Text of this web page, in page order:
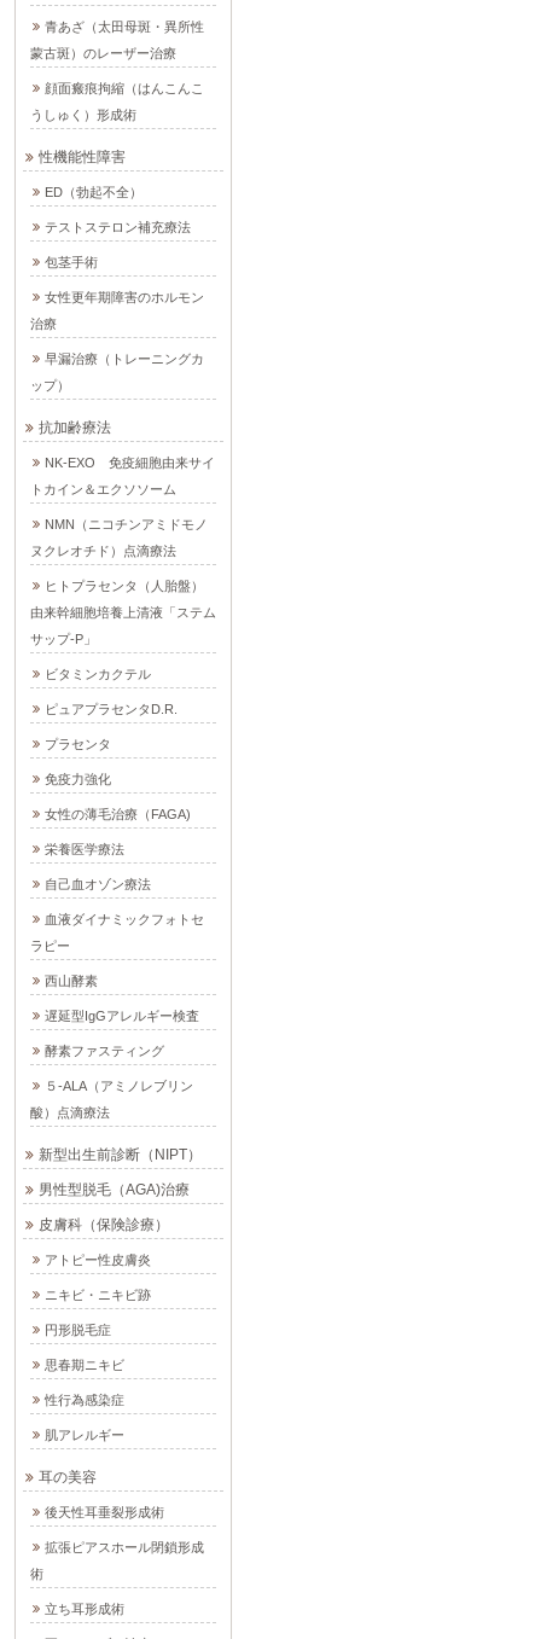
青あざ（太田母斑・異所性
蒙古斑）のレーザー治療
顔面瘢痕拘縮（はんこんこ
うしゅく）形成術
性機能性障害
ED（勃起不全）
テストステロン補充療法
包茎手術
女性更年期障害のホルモン
治療
早漏治療（トレーニングカ
ップ）
抗加齢療法
NK-EXO 免疫細胞由来サイ
トカイン＆エクソソーム
NMN（ニコチンアミドモノ
ヌクレオチド）点滴療法
ヒトプラセンタ（人胎盤）
由来幹細胞培養上清液「ステム
サップ-P」
ビタミンカクテル
ピュアプラセンタD.R.
プラセンタ
免疫力強化
女性の薄毛治療（FAGA)
栄養医学療法
自己血オゾン療法
血液ダイナミックフォトセ
ラピー
西山酵素
遅延型IgGアレルギー検査
酵素ファスティング
５-ALA（アミノレブリン
酸）点滴療法
新型出生前診断（NIPT）
男性型脱毛（AGA)治療
皮膚科（保険診療）
アトピー性皮膚炎
ニキビ・ニキビ跡
円形脱毛症
思春期ニキビ
性行為感染症
肌アレルギー
耳の美容
後天性耳垂裂形成術
拡張ピアスホール閉鎖形成
術
立ち耳形成術